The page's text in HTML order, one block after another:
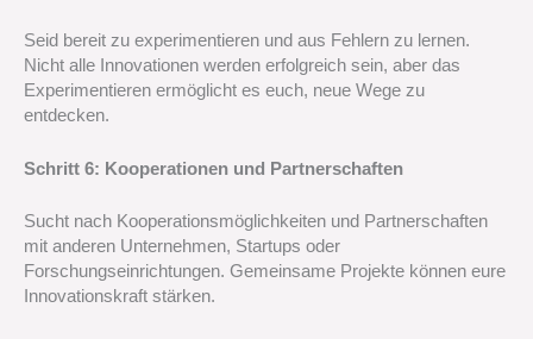
Seid bereit zu experimentieren und aus Fehlern zu lernen.
Nicht alle Innovationen werden erfolgreich sein, aber das
Experimentieren ermöglicht es euch, neue Wege zu
entdecken.
Schritt 6: Kooperationen und Partnerschaften
Sucht nach Kooperationsmöglichkeiten und Partnerschaften
mit anderen Unternehmen, Startups oder
Forschungseinrichtungen. Gemeinsame Projekte können eure
Innovationskraft stärken.